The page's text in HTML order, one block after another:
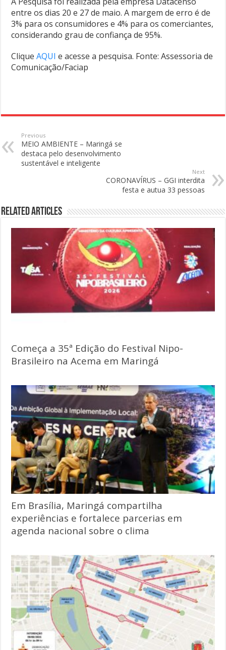
entre os dias 20 e 27 de maio. A margem de erro é de
3% para os consumidores e 4% para os comerciantes,
considerando grau de confiança de 95%.
CliqueAQUI e acesse a pesquisa. Fonte: Assessoria de
Comunicação/Faciap
Previous
MEIO AMBIENTE – Maringá se
destaca pelo desenvolvimento
sustentável e inteligente
Next
CORONAVÍRUS – GGI interdita
festa e autua 33 pessoas
Related Articles
Começa a 35ª Edição do Festival Nipo-
Brasileiro na Acema em Maringá
Em Brasília, Maringá compartilha
experiências e fortalece parcerias em
agenda nacional sobre o clima